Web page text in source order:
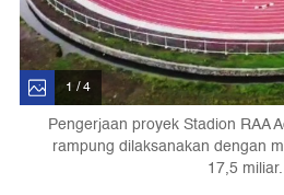
1 / 4
Pengerjaan proyek Stadion RAA
rampung dilaksanakan dengan
17,5 miliar.